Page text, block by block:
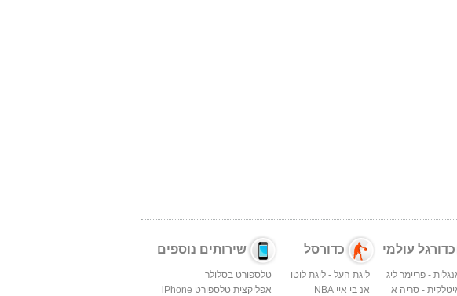
כדורגל עולמי
- פריימר ליג
- סריה א
כדורסל
ליגת העל - ליגת לוטו
אנ בי איי NBA
שירותים נוספים
טלספורט בסלולר
אפליקצית טלספורט iPhone